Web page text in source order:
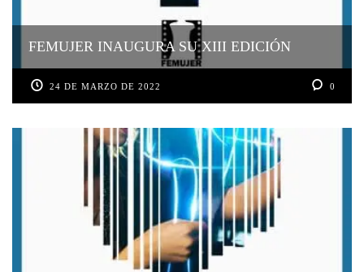
FEMUJER INAUGURA SU XIII EDICIÓN
24 DE MARZO DE 2022 0